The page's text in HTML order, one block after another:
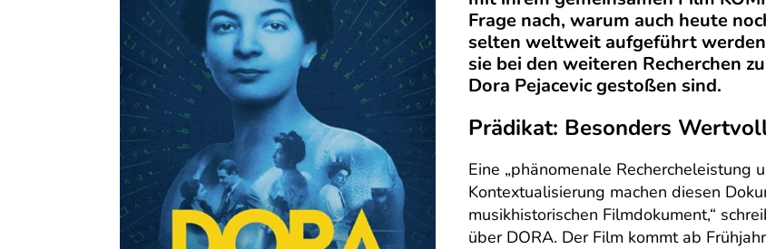
Frage nach, warum auch heute
selten weltweit aufgeführt
sie bei den weiteren Recherchen
Dora Pejacevic gestoßen sind.
Prädikat: Besonders
Eine „phänomenale Rechercheleistung
Kontextualisierung machen diesen
musikhistorischen Filmdokument,“
über DORA. Der Film kommt ab